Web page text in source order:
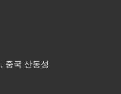
중국 산동성